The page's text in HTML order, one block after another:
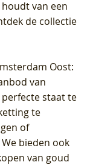
van een
de collectie
Oost:
van
staat te
te
of
bieden ook
van goud